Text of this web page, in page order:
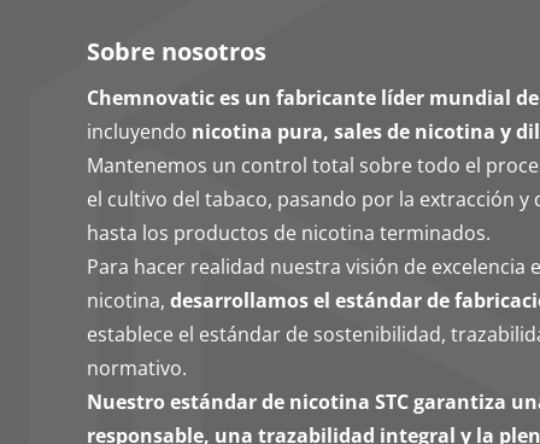
Sobre nosotros
Chemnovatic es un fabricante líder mundial
incluyendo nicotina pura, sales de nicotina y
Mantenemos un control total sobre todo el
el cultivo del tabaco, pasando por la extracción y
hasta los productos de nicotina terminados.
Para hacer realidad nuestra visión de excelencia
nicotina, desarrollamos el estándar de
establece el estándar de sostenibilidad,
normativo.
Nuestro estándar de nicotina STC garantiza
responsable, una trazabilidad integral y la